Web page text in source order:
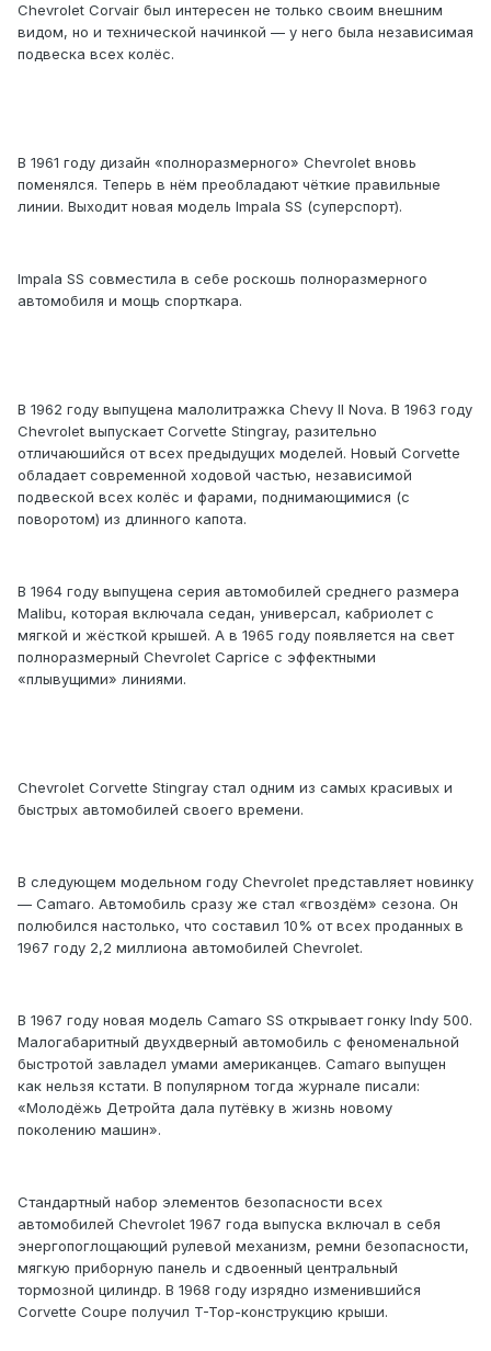
Chevrolet Corvair был интересен не только своим внешним
видом, но и технической начинкой — у него была независимая
подвеска всех колёс.
В 1961 году дизайн «полноразмерного» Chevrolet вновь
поменялся. Теперь в нём преобладают чёткие правильные
линии. Выходит новая модель Impala SS (cуперспорт).
Impala SS совместила в себе роскошь полноразмерного
автомобиля и мощь спорткара.
В 1962 году выпущена малолитражка Chevy ll Nova. В 1963 году
Chevrolet выпускает Corvette Stingray, разительно
отличаюшийся от всех предыдущих моделей. Новый Corvette
обладает современной ходовой частью, независимой
подвеской всех колёс и фарами, поднимающимися (с
поворотом) из длинного капота.
В 1964 году выпущена серия автомобилей среднего размера
Malibu, которая включала седан, универсал, кабриолет с
мягкой и жёсткой крышей. А в 1965 году появляется на свет
полноразмерный Chevrolet Caprice с эффектными
«плывущими» линиями.
Chevrolet Corvette Stingray стал одним из самых красивых и
быстрых автомобилей своего времени.
В следующем модельном году Chevrolet представляет новинку
— Camaro. Автомобиль сразу же стал «гвоздём» сезона. Он
полюбился настолько, что составил 10% от всех проданных в
1967 году 2,2 миллиона автомобилей Chevrolet.
В 1967 году новая модель Camaro SS открывает гонку Indy 500.
Малогабаритный двухдверный автомобиль с феноменальной
быстротой завладел умами американцев. Camaro выпущен
как нельзя кстати. В популярном тогда журнале писали:
«Молодёжь Детройта дала путёвку в жизнь новому
поколению машин».
Стандартный набор элементов безопасности всех
автомобилей Chevrolet 1967 года выпуска включал в себя
энергопоглощающий рулевой механизм, ремни безопасности,
мягкую приборную панель и сдвоенный центральный
тормозной цилиндр. В 1968 году изрядно изменившийся
Corvette Coupe получил T-Top-конструкцию крыши.